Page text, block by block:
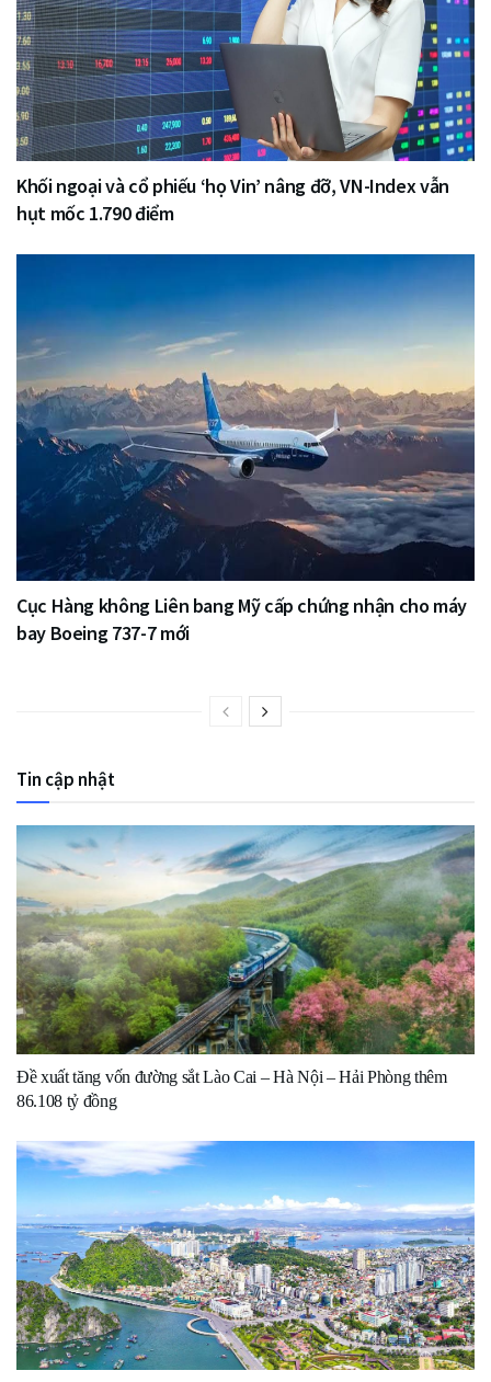
Khối ngoại và cổ phiếu ‘họ Vin’ nâng đỡ, VN-Index vẫn
hụt mốc 1.790 điểm
Cục Hàng không Liên bang Mỹ cấp chứng nhận cho máy
bay Boeing 737-7 mới
Tin cập nhật
Đề xuất tăng vốn đường sắt Lào Cai – Hà Nội – Hải Phòng thêm
86.108 tỷ đồng